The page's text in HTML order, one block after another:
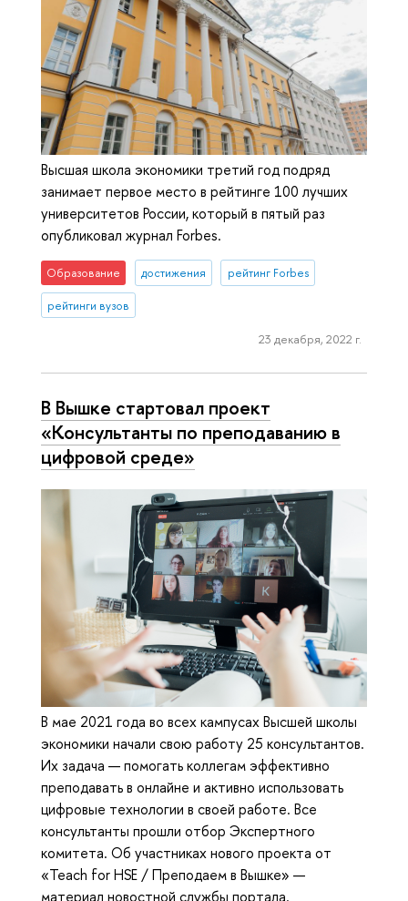
Высшая школа экономики третий год подряд
занимает первое место в рейтинге 100 лучших
университетов России, который в пятый раз
опубликовал журнал Forbes.
Образование достижения рейтинг Forbes
рейтинги вузов
23 декабря, 2022 г.
В Вышке стартовал проект
«Консультанты по преподаванию в
цифровой среде»
В мае 2021 года во всех кампусах Высшей школы
экономики начали свою работу 25 консультантов.
Их задача — помогать коллегам эффективно
преподавать в онлайне и активно использовать
цифровые технологии в своей работе. Все
консультанты прошли отбор Экспертного
комитета. Об участниках нового проекта от
«Teach for HSE / Преподаем в Вышке» —
материал новостной службы портала.